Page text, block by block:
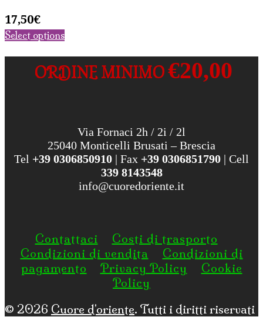
17,50€
Select options
ORDINE MINIMO€20,00
Via Fornaci 2h / 2i / 2l
25040 Monticelli Brusati – Brescia
Tel +39 0306850910 | Fax +39 0306851790 | Cell
339 8143548
info@cuoredoriente.it
Contattaci
Costi di trasporto
Condizioni di vendita
Condizioni di
pagamento
Privacy Policy
Cookie
Policy
© 2026 Cuore d'oriente. Tutti i diritti riservati